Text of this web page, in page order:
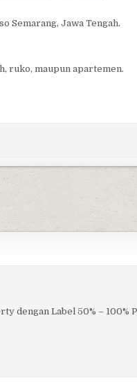
Semarang, Jawa Tengah.
ruko, maupun apartemen.
dengan Label 50% – 100%